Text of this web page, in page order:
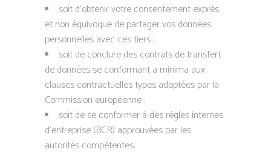
soit d’obtenir votre consentement exprès
et non équivoque de partager vos données
personnelles avec ces tiers ;
soit de conclure des contrats de transfert
de données se conformant a minima aux
clauses contractuelles types adoptées par la
Commission européenne ;
soit de se conformer à des règles internes
d’entreprise (BCR) approuvées par les
autorités compétentes.